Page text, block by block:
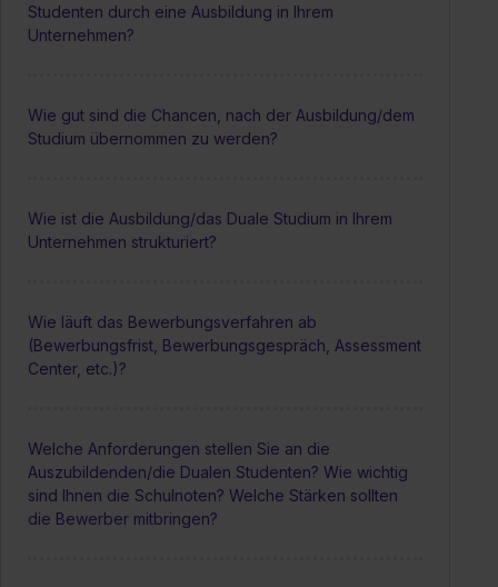
Studenten durch eine Ausbildung in Ihrem
Unternehmen?
Wie gut sind die Chancen, nach der Ausbildung/dem
Studium übernommen zu werden?
Wie ist die Ausbildung/das Duale Studium in Ihrem
Unternehmen strukturiert?
Wie läuft das Bewerbungsverfahren ab
(Bewerbungsfrist, Bewerbungsgespräch, Assessment
Center, etc.)?
Welche Anforderungen stellen Sie an die
Auszubildenden/die Dualen Studenten? Wie wichtig
sind Ihnen die Schulnoten? Welche Stärken sollten
die Bewerber mitbringen?